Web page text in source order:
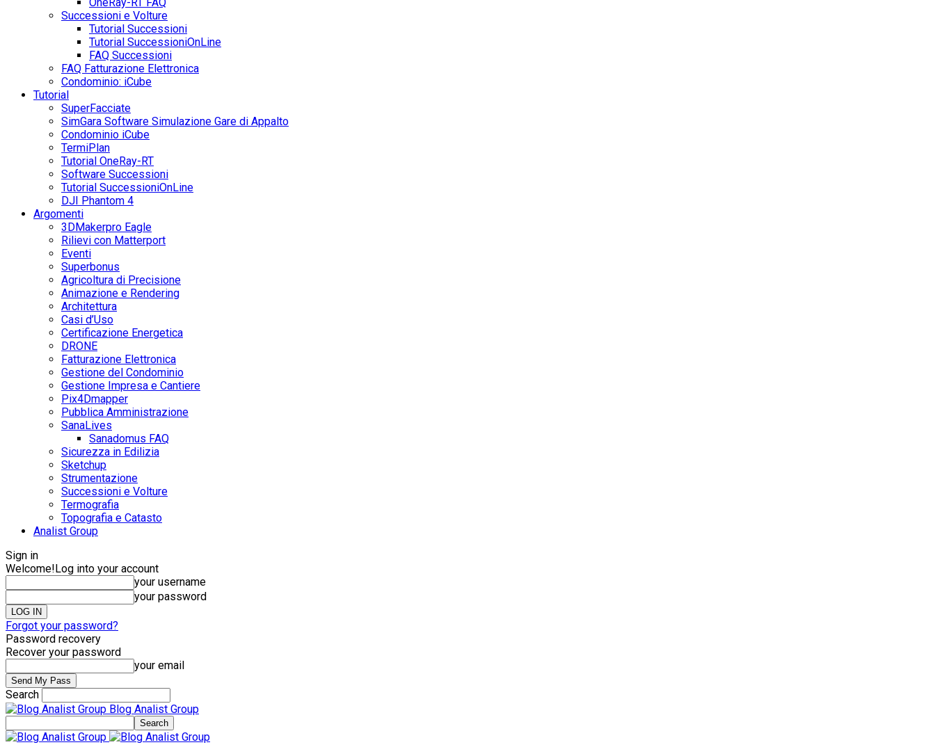
Successioni e Volture
Tutorial Successioni
Tutorial SuccessioniOnLine
FAQ Successioni
FAQ Fatturazione Elettronica
Condominio: iCube
Tutorial
SuperFacciate
SimGara Software Simulazione Gare di Appalto
Condominio iCube
TermiPlan
Tutorial OneRay-RT
Software Successioni
Tutorial SuccessioniOnLine
DJI Phantom 4
Argomenti
3DMakerpro Eagle
Rilievi con Matterport
Eventi
Superbonus
Agricoltura di Precisione
Animazione e Rendering
Architettura
Casi d’Uso
Certificazione Energetica
DRONE
Fatturazione Elettronica
Gestione del Condominio
Gestione Impresa e Cantiere
Pix4Dmapper
Pubblica Amministrazione
SanaLives
Sanadomus FAQ
Sicurezza in Edilizia
Sketchup
Strumentazione
Successioni e Volture
Termografia
Topografia e Catasto
Analist Group
Sign in
Welcome!Log into your account
your username
your password
Forgot your password?
Password recovery
Recover your password
your email
Search
Blog Analist Group